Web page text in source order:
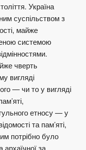
Україна
суспільством з
майже
системою
чверть
вигляді
— чи то у вигляді
етносу — у
та пам’яті,
потрібно було
архаїчної за